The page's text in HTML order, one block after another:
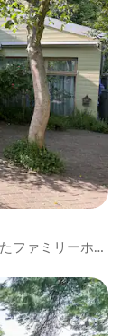
ファミリーホー